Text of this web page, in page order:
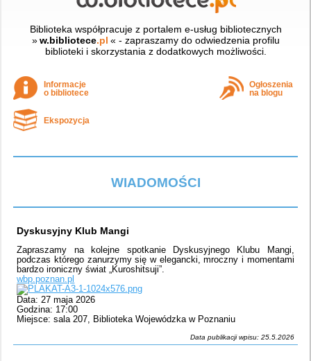
Biblioteka współpracuje z portalem e-usług bibliotecznych
» w.bibliotece.pl « - zapraszamy do odwiedzenia profilu
biblioteki i skorzystania z dodatkowych możliwości.
Informacje
o bibliotece
Ogłoszenia
na blogu
Ekspozycja
WIADOMOŚCI
Dyskusyjny Klub Mangi
Zapraszamy na kolejne spotkanie Dyskusyjnego Klubu Mangi,
podczas którego zanurzymy się w elegancki, mroczny i momentami
bardzo ironiczny świat „Kuroshitsuji”.
wbp.poznan.pl
Data: 27 maja 2026
Godzina: 17:00
Miejsce: sala 207, Biblioteka Wojewódzka w Poznaniu
Data publikacji wpisu: 25.5.2026